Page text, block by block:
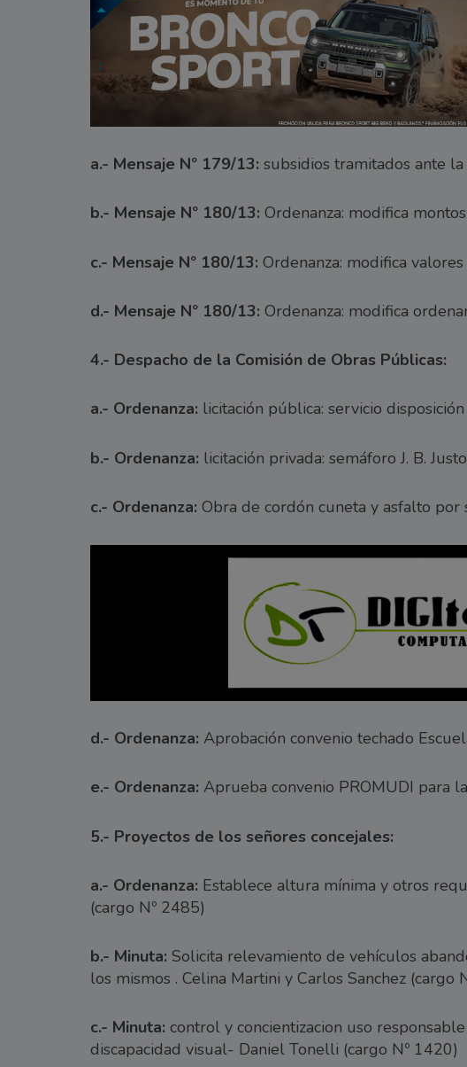
a.- Mensaje Nº 179/13: subsidios tramitados ante
b.- Mensaje Nº 180/13: Ordenanza: modifica
c.- Mensaje Nº 180/13: Ordenanza: modifica
d.- Mensaje Nº 180/13: Ordenanza: modifica
4.- Despacho de la Comisión de Obras Públicas:
a.- Ordenanza: licitación pública: servicio
b.- Ordenanza: licitación privada: semáforo J. B.
c.- Ordenanza: Obra de cordón cuneta y asfalto por
d.- Ordenanza: Aprobación convenio techado
e.- Ordenanza: Aprueba convenio PROMUDI para
5.- Proyectos de los señores concejales:
a.- Ordenanza: Establece altura mínima y otros
(cargo Nº 2485)
b.- Minuta: Solicita relevamiento de vehículos
los mismos . Celina Martini y Carlos Sanchez (cargo
c.- Minuta: control y concientizacion uso
discapacidad visual- Daniel Tonelli (cargo Nº 1420)